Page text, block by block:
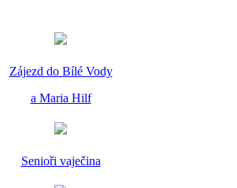
Zájezd do Bílé Vody
a Maria Hilf
Senioři vaječina